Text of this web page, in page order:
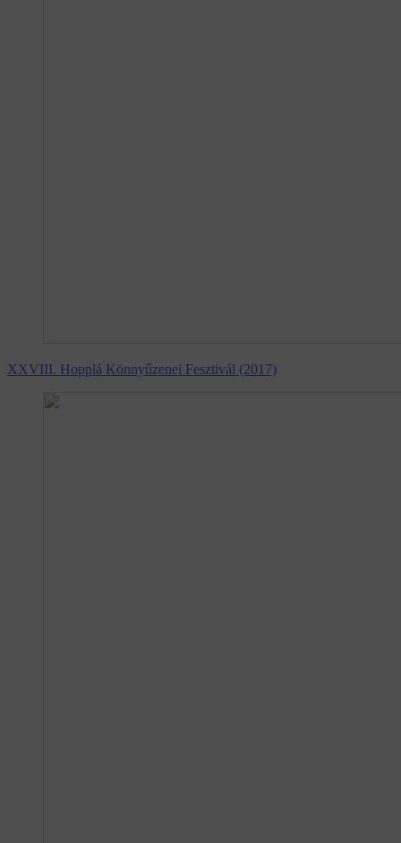
XXVIII. Hopplá Könnyűzenei Fesztivál (2017)